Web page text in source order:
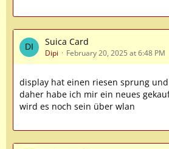
Suica Card
Dipi February 20, 2025 at 6:48 PM
display hat einen riesen sprung
daher habe ich mir ein neues
wird es noch sein über wlan